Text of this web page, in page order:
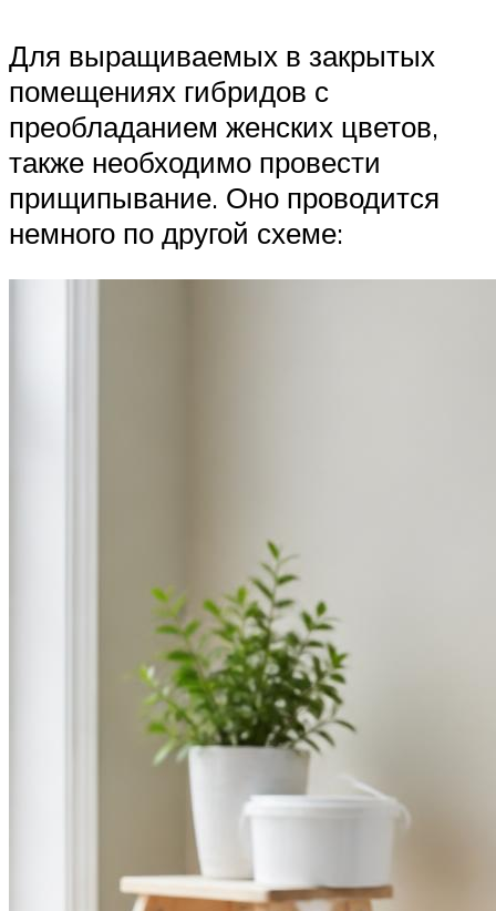
Для выращиваемых в закрытых
помещениях гибридов с
преобладанием женских цветов,
также необходимо провести
прищипывание. Оно проводится
немного по другой схеме: